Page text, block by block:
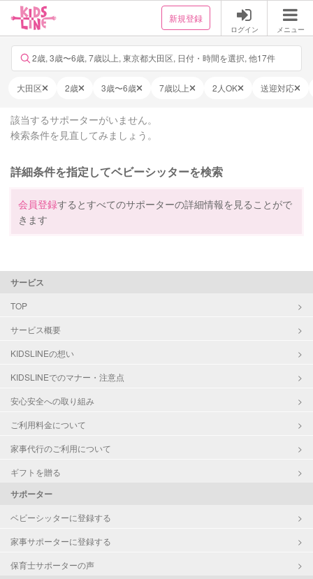
新規登録
ログイン メニュー
2歳, 3歳〜6歳, 7歳以上, 東京都大田区, 日付・時間を選択, 他17件
大田区 2歳 3歳〜6歳 7歳以上 2人OK 送迎対応
該当するサポーターがいません。
検索条件を見直してみましょう。
詳細条件を指定してベビーシッターを検索
会員登録するとすべてのサポーターの詳細情報を見ることがで
きます
サービス
TOP
サービス概要
KIDSLINEの想い
KIDSLINEでのマナー・注意点
安心安全への取り組み
ご利用料金について
家事代行のご利用について
ギフトを贈る
サポーター
ベビーシッターに登録する
家事サポーターに登録する
保育士サポーターの声